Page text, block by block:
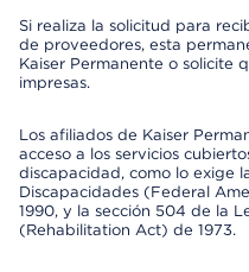
Si realiza la solicitud para
de proveedores, esta
Kaiser Permanente o solicite
impresas.
Los afiliados de Kaiser
acceso a los servicios
discapacidad, como lo exige
Discapacidades (Federal
1990, y la sección 504 de la
(Rehabilitation Act) de 1973.